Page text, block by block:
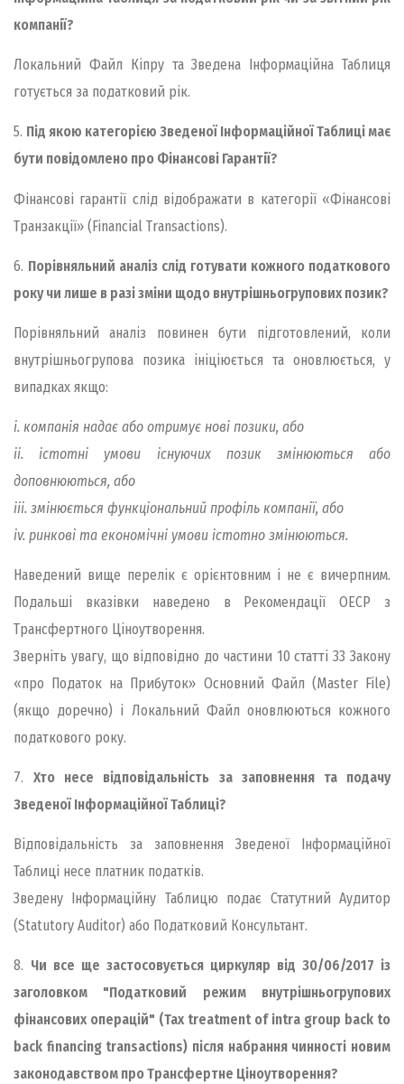
компанії?
Локальний Файл Кіпру та Зведена Інформаційна Таблиця
готується за податковий рік.
5. Під якою категорією Зведеної Інформаційної Таблиці має
бути повідомлено про Фінансові Гарантії?
Фінансові гарантії слід відображати в категорії «Фінансові
Транзакції» (Financial Transactions).
6. Порівняльний аналіз слід готувати кожного податкового
року чи лише в разі зміни щодо внутрішньогрупових позик?
Порівняльний аналіз повинен бути підготовлений, коли
внутрішньогрупова позика ініціюється та оновлюється, у
випадках якщо:
i. компанія надає або отримує нові позики, або
ii. істотні умови існуючих позик змінюються або
доповнюються, або
iii. змінюється функціональний профіль компанії, або
iv. ринкові та економічні умови істотно змінюються.
Наведений вище перелік є орієнтовним і не є вичерпним.
Подальші вказівки наведено в Рекомендації ОЕСР з
Трансфертного Ціноутворення.
Зверніть увагу, що відповідно до частини 10 статті 33 Закону
«про Податок на Прибуток» Основний Файл (Master File)
(якщо доречно) і Локальний Файл оновлюються кожного
податкового року.
7.Хто несе відповідальність за заповнення та подачу
Зведеної Інформаційної Таблиці?
Відповідальність за заповнення Зведеної Інформаційної
Таблиці несе платник податків.
Зведену Інформаційну Таблицю подає Статутний Аудитор
(Statutory Auditor) або Податковий Консультант.
8. Чи все ще застосовується циркуляр від 30/06/2017 із
заголовком "Податковий режим внутрішньогрупових
фінансових операцій" (Tax treatment of intra group back to
back financing transactions) після набрання чинності новим
законодавством про Трансфертне Ціноутворення?